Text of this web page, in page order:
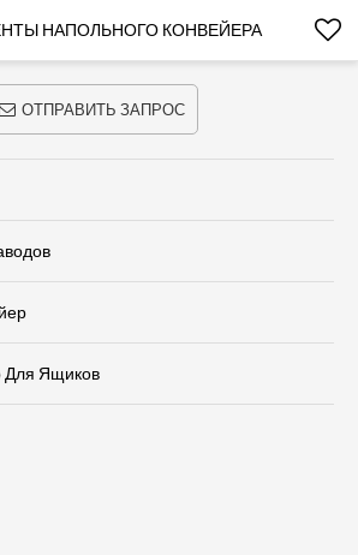
НАПОЛЬНОГО КОНВЕЙЕРА
ОТПРАВИТЬ ЗАПРОС
Для Ящиков